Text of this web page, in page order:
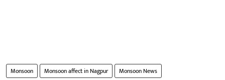
Monsoon Monsoon affect in Nagpur
Monsoon News